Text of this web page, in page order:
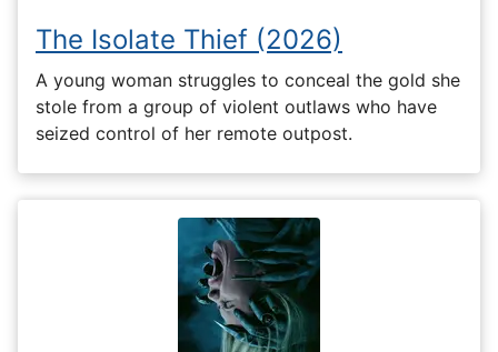
The Isolate Thief (2026)
A young woman struggles to conceal the gold she
stole from a group of violent outlaws who have
seized control of her remote outpost.